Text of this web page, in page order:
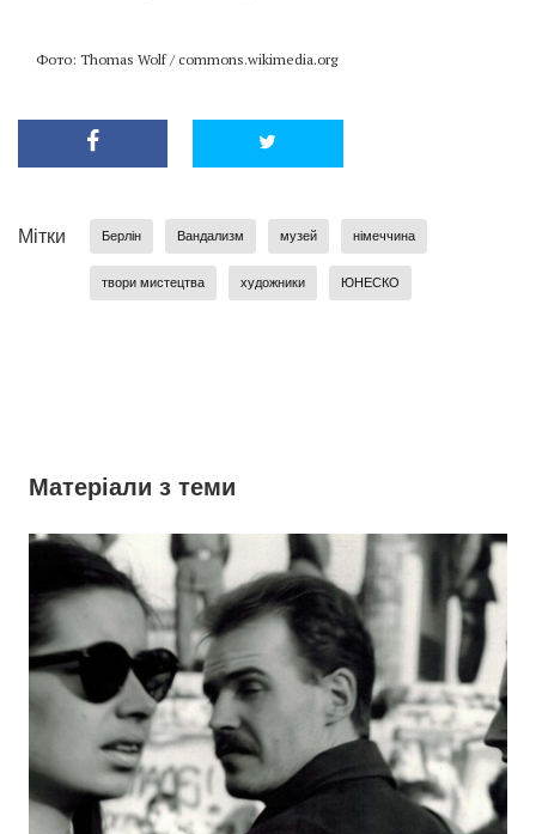
Фото: Thomas Wolf / commons.wikimedia.org
Мітки Берлін Вандализм музей німеччина
твори мистецтва художники ЮНЕСКО
Матеріали з теми